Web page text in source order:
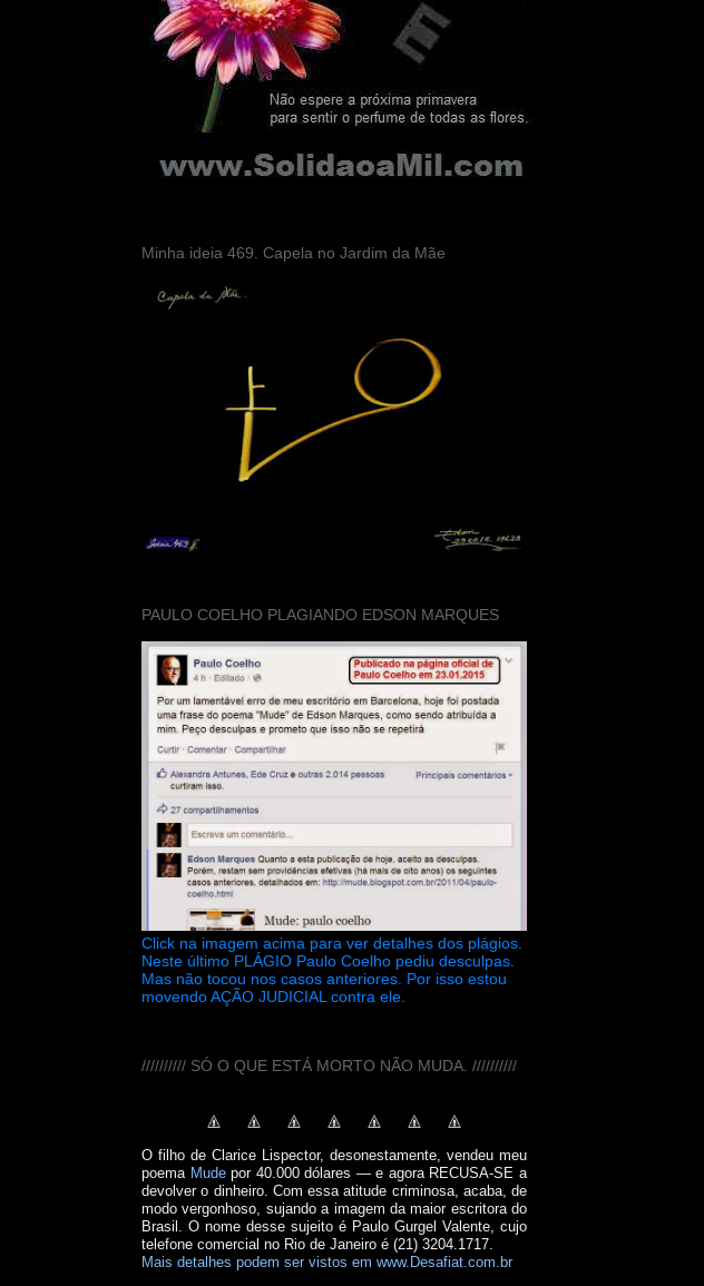
Minha ideia 469. Capela no Jardim da Mãe
PAULO COELHO PLAGIANDO EDSON MARQUES
Click na imagem acima para ver detalhes dos plágios.
Neste último PLÁGIO Paulo Coelho pediu desculpas.
Mas não tocou nos casos anteriores. Por isso estou
movendo AÇÃO JUDICIAL contra ele.
////////// SÓ O QUE ESTÁ MORTO NÃO MUDA. //////////
O filho de Clarice Lispector, desonestamente, vendeu meu
poema Mudepor 40.000 dólares — e agora RECUSA-SE a
devolver o dinheiro. Com essa atitude criminosa, acaba, de
modo vergonhoso, sujando a imagem da maior escritora do
Brasil. O nome desse sujeito é Paulo Gurgel Valente, cujo
telefone comercial no Rio de Janeiro é (21) 3204.1717.
Mais detalhes podem ser vistos em www.Desafiat.com.br